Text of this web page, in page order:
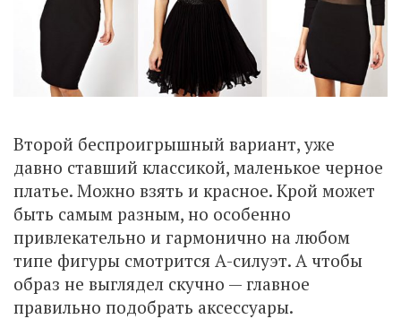
Второй беспроигрышный вариант, уже
давно ставший классикой, маленькое черное
платье. Можно взять и красное. Крой может
быть самым разным, но особенно
привлекательно и гармонично на любом
типе фигуры смотрится А-силуэт. А чтобы
образ не выглядел скучно — главное
правильно подобрать аксессуары.